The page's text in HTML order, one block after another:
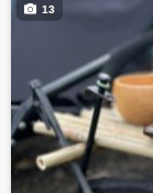
13